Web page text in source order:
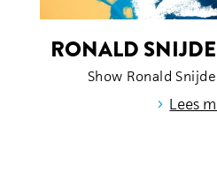
RONALD
Show Ronald
› Lees